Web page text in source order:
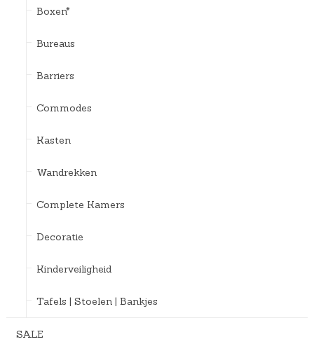
Boxen*
Bureaus
Barriers
Commodes
Kasten
Wandrekken
Complete Kamers
Decoratie
Kinderveiligheid
Tafels | Stoelen | Bankjes
SALE